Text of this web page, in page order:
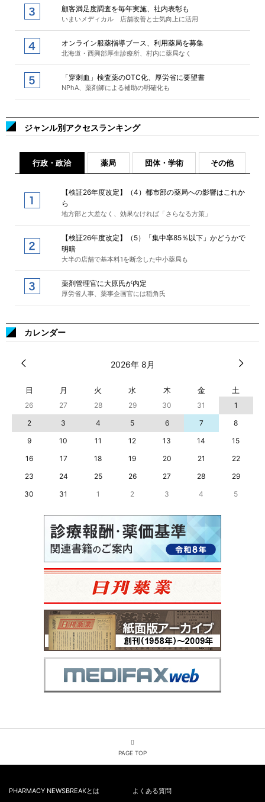
顧客満足度調査を毎年実施、社内表彰も
いまいメディカル 店舗改善と士気向上に活用
オンライン服薬指導ブース、利用薬局を募集
北海道・西興部厚生診療所、村内に薬局なく
「穿刺血」検査薬のOTC化、厚労省に要望書
NPhA、薬剤師による補助の明確化も
ジャンル別アクセスランキング
行政・政治 薬局 団体・学術 その他
【検証26年度改定】（4）都市部の薬局への影響はこれか
ら
地方部と大差なく、効果なければ「さらなる方策」
【検証26年度改定】（5）「集中率85％以下」かどうかで
明暗
大半の店舗で基本料1を断念した中小薬局も
薬剤管理官に大原氏が内定
厚労省人事、薬事企画官には稲角氏
カレンダー
2026年 8月
日 月 火 水 木 金 土
26 27 28 29 30 31
1
2
3 4 5 6 7
8
9
10 11 12 13 14
15
16
17 18 19 20 21
22
23
24 25 26 27 28
29
30
31 1 2 3 4 5
PAGE TOP
PHARMACY NEWSBREAKとは よくある質問